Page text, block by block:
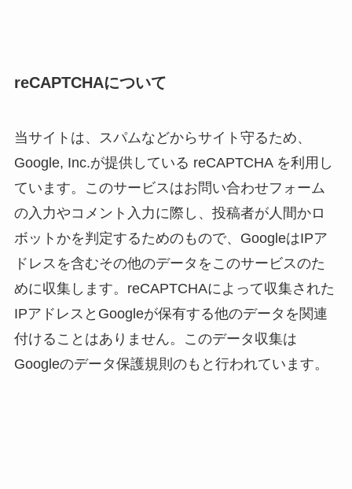
reCAPTCHAについて
当サイトは、スパムなどからサイト守るため、
Google, Inc.が提供している reCAPTCHA を利用し
ています。このサービスはお問い合わせフォーム
の入力やコメント入力に際し、投稿者が人間かロ
ボットかを判定するためのもので、GoogleはIPア
ドレスを含むその他のデータをこのサービスのた
めに収集します。reCAPTCHAによって収集された
IPアドレスとGoogleが保有する他のデータを関連
付けることはありません。このデータ収集は
Googleのデータ保護規則のもと行われています。